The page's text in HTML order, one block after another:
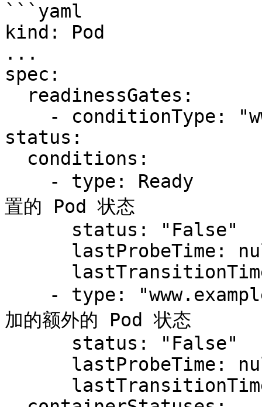
```yaml
kind: Pod
...
spec:
status:
置的 Pod 状态
加的额外的 Pod 状态